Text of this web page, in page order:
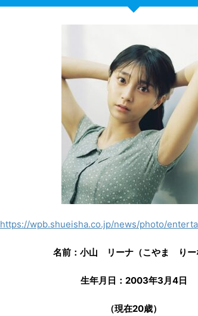
https://wpb.shueisha.co.jp/news/photo/
名前：小山 リーナ（こやま りー
生年月日：2003年3月4日
（現在20歳）